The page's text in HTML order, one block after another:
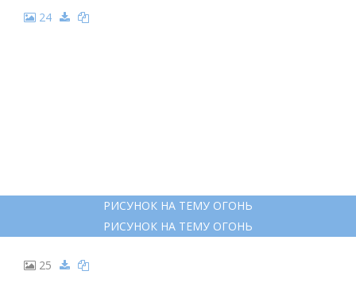
24
РИСУНОК НА ТЕМУ ОГОНЬ
РИСУНОК НА ТЕМУ ОГОНЬ
25